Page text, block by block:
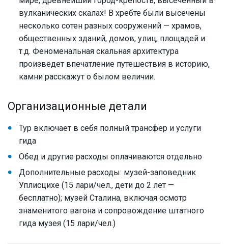
вулканических скалах! В хребте были высечены
несколько сотен разных сооружений — храмов,
общественных зданий, домов, улиц, площадей и
т.д. Феноменальная скальная архитектура
произведет впечатление путешествия в историю,
камни расскажут о былом величии.
Организационные детали
Тур включает в себя полный трансфер и услуги
гида
Обед и другие расходы оплачиваются отдельно
Дополнительные расходы: музей-заповедник
Уплисцихе (15 лари/чел., дети до 2 лет —
бесплатно); музей Сталина, включая осмотр
знаменитого вагона и сопровождение штатного
гида музея (15 лари/чел.)